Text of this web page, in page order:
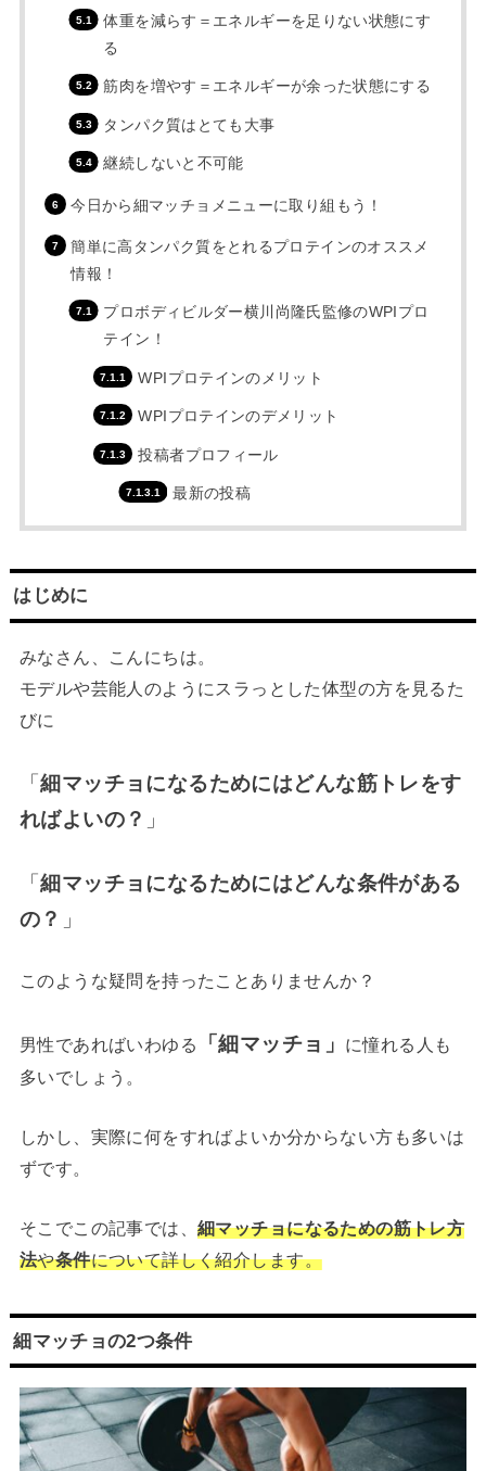
体重を減らす＝エネルギーを足りない状態にす
る
筋肉を増やす＝エネルギーが余った状態にする
タンパク質はとても大事
継続しないと不可能
今日から細マッチョメニューに取り組もう！
簡単に高タンパク質をとれるプロテインのオススメ
情報！
プロボディビルダー横川尚隆氏監修のWPIプロ
テイン！
WPIプロテインのメリット
WPIプロテインのデメリット
投稿者プロフィール
最新の投稿
はじめに
みなさん、こんにちは。
モデルや芸能人のようにスラっとした体型の方を見るた
びに
「細マッチョになるためにはどんな筋トレをす
ればよいの？ 」
「細マッチョになるためにはどんな条件がある
の？ 」
このような疑問を持ったことありませんか？
男性であればいわゆる 「細マッチョ」
に憧れる人も
多いでしょう。
しかし、実際に何をすればよいか分からない方も多いは
ずです。
そこでこの記事では、細マッチョになるための筋トレ方
法や条件について詳しく紹介します。
細マッチョの2つ条件